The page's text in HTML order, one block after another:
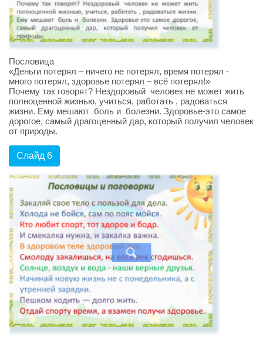
Пословица
«Деньги потерял – ничего не потерял, время потерял -
много потерял, здоровье потерял – всё потерял!»
Почему так говорят? Нездоровый человек не может жить
полноценной жизнью, учиться, работать , радоваться
жизни. Ему мешают боль и болезни. Здоровье-это самое
дорогое, самый драгоценный дар, который получил человек
от природы.
Слайд 6